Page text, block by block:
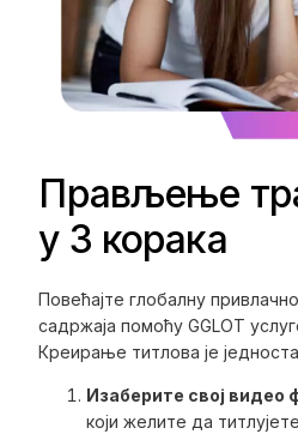
Прављење
у 3 корака
Повећајте глобалну
садржаја помоћу GGLOT
Креирање титлова је
Изаберите свој видео
који желите да